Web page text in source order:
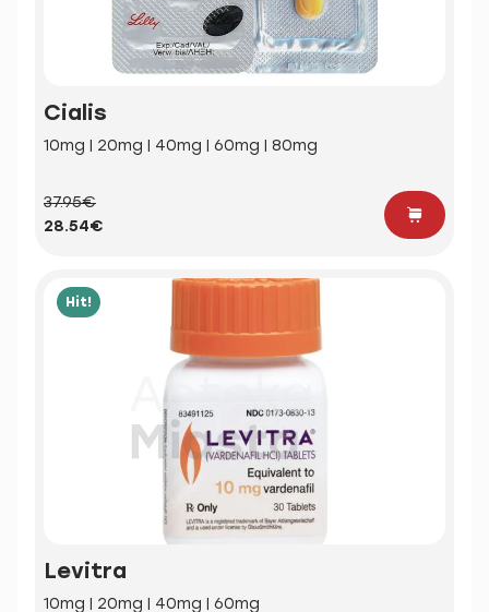
Cialis
10mg | 20mg | 40mg | 60mg | 80mg
37.95€
28.54€
Hit!
Levitra
10mg | 20mg | 40mg | 60mg